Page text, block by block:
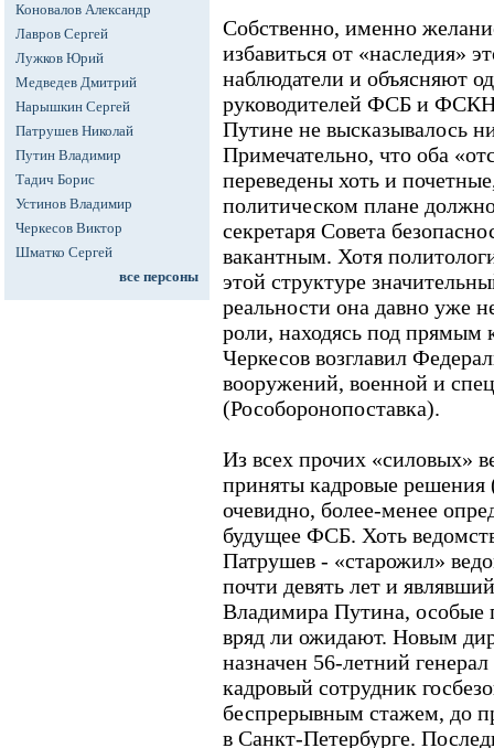
Коновалов Александр
Лавров Сергей
Лужков Юрий
Медведев Дмитрий
Нарышкин Сергей
Патрушев Николай
Путин Владимир
Тадич Борис
Устинов Владимир
Черкесов Виктор
Шматко Сергей
все персоны
Собственно, именно
избавиться от «наследия»
наблюдатели и объясняют
руководителей ФСБ и
Путине не высказывалось
Примечательно, что оба
переведены хоть и
политическом плане
секретаря Совета
вакантным. Хотя
этой структуре
реальности она давно уже
роли, находясь под прямым
Черкесов возглавил
вооружений, военной и
(Рособоронопоставка).
Из всех прочих «силовых»
приняты кадровые
очевидно, более-менее
будущее ФСБ. Хоть
Патрушев - «старожил»
почти девять лет и
Владимира Путина, особые
вряд ли ожидают. Новым
назначен 56-летний
кадровый сотрудник
беспрерывным стажем, до
в Санкт-Петербурге.